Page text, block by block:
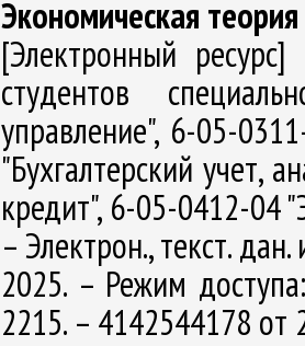
Экономическая теория
[Электронный
студентов
управление", 6-05-
"Бухгалтерский учет,
кредит", 6-05-0412-04
– Электрон., текст.
2025. – Режим
2215. – 4142544178 от